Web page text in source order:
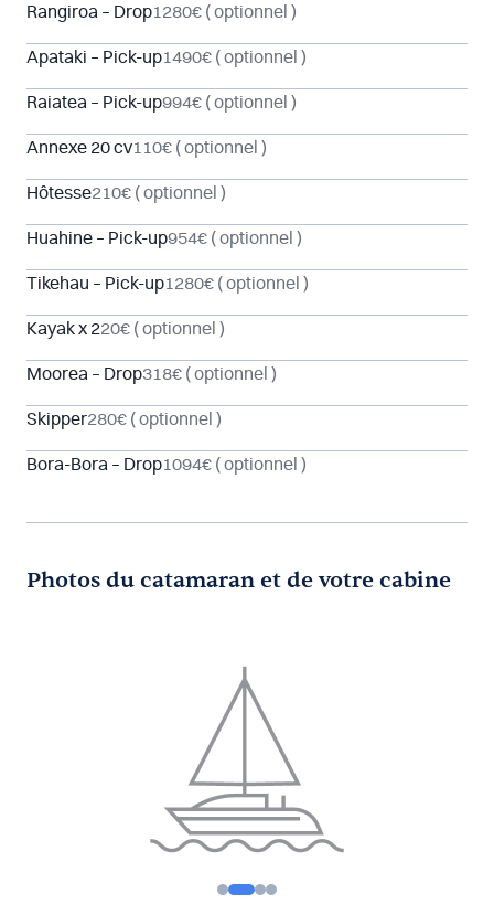
Rangiroa – Drop1280€ ( optionnel )
Apataki – Pick-up1490€ ( optionnel )
Raiatea – Pick-up994€ ( optionnel )
Annexe 20 cv110€ ( optionnel )
Hôtesse210€ ( optionnel )
Huahine – Pick-up954€ ( optionnel )
Tikehau – Pick-up1280€ ( optionnel )
Kayak x 220€ ( optionnel )
Moorea – Drop318€ ( optionnel )
Skipper280€ ( optionnel )
Bora-Bora – Drop1094€ ( optionnel )
Photos du catamaran et de votre cabine